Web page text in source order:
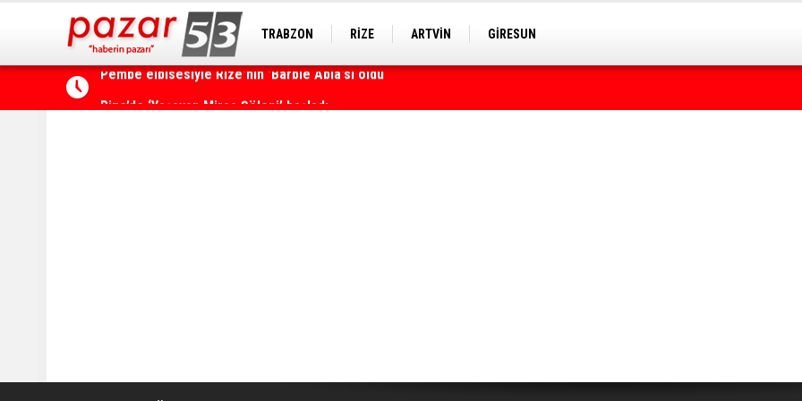
TRABZON RİZE ARTVİN GİRESUN
Rize’de ‘Yaşayan Miras Şöleni’ başladı